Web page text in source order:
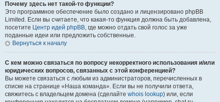
Почему здесь нет такой-то функции?
Это программное обеспечение было создано и лицензировано phpBB
Limited. Если вы считаете, что какая-то функция должна быть добавлена,
посетите Центр идей phpBB, где можно отдать свой голос за уже
поданные идеи или предложить собственные.
Вернуться к началу
С кем можно связаться по вопросу некорректного использования и/или
юридических вопросов, связанных с этой конференцией?
Вы можете связаться с любым из администраторов, перечисленных в
списке на странице «Наша команда». Если вы не получили ответа,
свяжитесь с владельцем домена (сделайте whois lookup) или, если